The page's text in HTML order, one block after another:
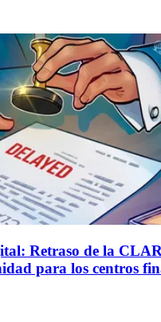
Retraso de la
para los centros